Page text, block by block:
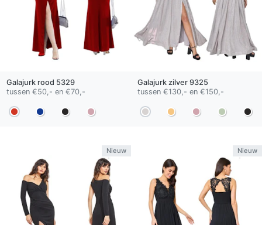
Galajurk rood 5329
tussen €50,- en €70,-
Galajurk zilver9325
tussen €130,- en €150,-
Nieuw Nieuw